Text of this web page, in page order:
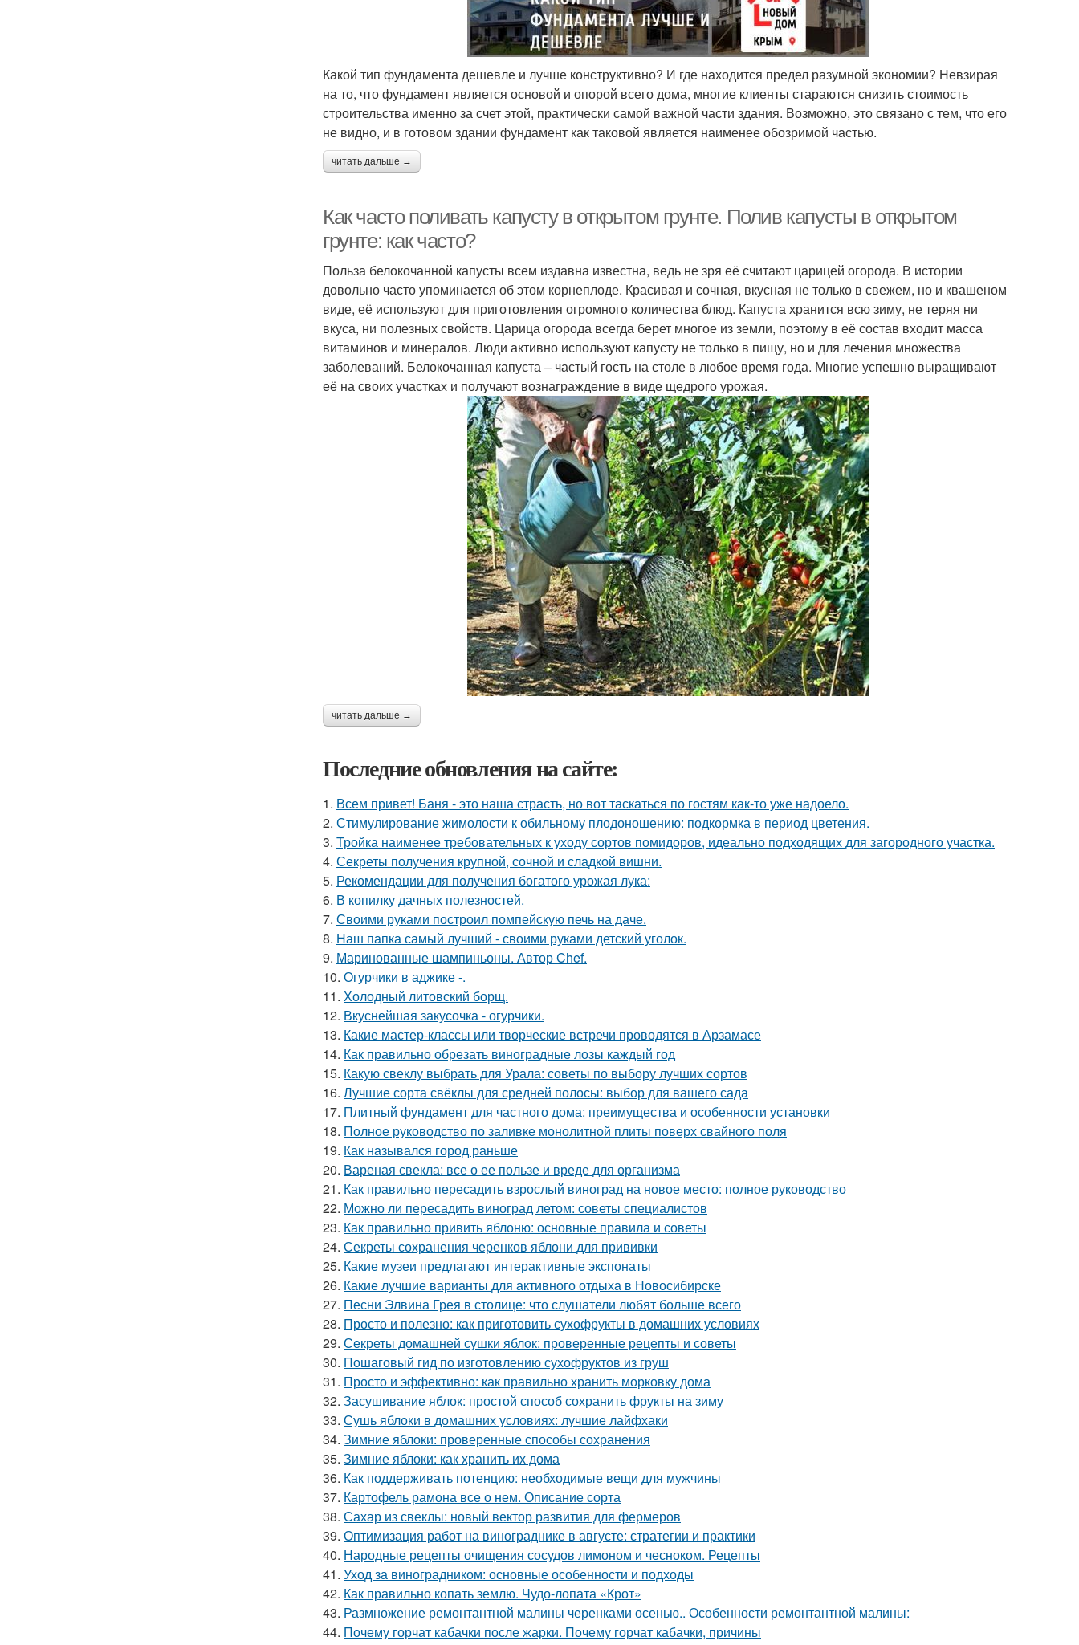
Какой тип фундамента дешевле и лучше конструктивно? И где находится предел разумной экономии? Невзирая
на то, что фундамент является основой и опорой всего дома, многие клиенты стараются снизить стоимость
строительства именно за счет этой, практически самой важной части здания. Возможно, это связано с тем, что его
не видно, и в готовом здании фундамент как таковой является наименее обозримой частью.
читать дальше →
Как часто поливать капусту в открытом грунте. Полив капусты в открытом
грунте: как часто?
Польза белокочанной капусты всем издавна известна, ведь не зря её считают царицей огорода. В истории
довольно часто упоминается об этом корнеплоде. Красивая и сочная, вкусная не только в свежем, но и квашеном
виде, её используют для приготовления огромного количества блюд. Капуста хранится всю зиму, не теряя ни
вкуса, ни полезных свойств. Царица огорода всегда берет многое из земли, поэтому в её состав входит масса
витаминов и минералов. Люди активно используют капусту не только в пищу, но и для лечения множества
заболеваний. Белокочанная капуста – частый гость на столе в любое время года. Многие успешно выращивают
её на своих участках и получают вознаграждение в виде щедрого урожая.
читать дальше →
Последние обновления на сайте:
1. Всем привет! Баня - это наша страсть, но вот таскаться по гостям как-то уже надоело.
2. Стимулирование жимолости к обильному плодоношению: подкормка в период цветения.
3. Тройка наименее требовательных к уходу сортов помидоров, идеально подходящих для загородного участка.
4. Секреты получения крупной, сочной и сладкой вишни.
5. Рекомендации для получения богатого урожая лука:
6. В копилку дачных полезностей.
7. Своими руками построил помпейскую печь на даче.
8. Наш папка самый лучший - своими руками детский уголок.
9. Маринованные шампиньоны. Автор Chef.
10. Огурчики в аджике -.
11. Холодный литовский борщ.
12. Вкуснейшая закусочка - огурчики.
13. Какие мастер-классы или творческие встречи проводятся в Арзамасе
14. Как правильно обрезать виноградные лозы каждый год
15. Какую свеклу выбрать для Урала: советы по выбору лучших сортов
16. Лучшие сорта свёклы для средней полосы: выбор для вашего сада
17. Плитный фундамент для частного дома: преимущества и особенности установки
18. Полное руководство по заливке монолитной плиты поверх свайного поля
19. Как назывался город раньше
20. Вареная свекла: все о ее пользе и вреде для организма
21. Как правильно пересадить взрослый виноград на новое место: полное руководство
22. Можно ли пересадить виноград летом: советы специалистов
23. Как правильно привить яблоню: основные правила и советы
24. Секреты сохранения черенков яблони для прививки
25. Какие музеи предлагают интерактивные экспонаты
26. Какие лучшие варианты для активного отдыха в Новосибирске
27. Песни Элвина Грея в столице: что слушатели любят больше всего
28. Просто и полезно: как приготовить сухофрукты в домашних условиях
29. Секреты домашней сушки яблок: проверенные рецепты и советы
30. Пошаговый гид по изготовлению сухофруктов из груш
31. Просто и эффективно: как правильно хранить морковку дома
32. Засушивание яблок: простой способ сохранить фрукты на зиму
33. Сушь яблоки в домашних условиях: лучшие лайфхаки
34. Зимние яблоки: проверенные способы сохранения
35. Зимние яблоки: как хранить их дома
36. Как поддерживать потенцию: необходимые вещи для мужчины
37. Картофель рамона все о нем. Описание сорта
38. Сахар из свеклы: новый вектор развития для фермеров
39. Оптимизация работ на винограднике в августе: стратегии и практики
40. Народные рецепты очищения сосудов лимоном и чесноком. Рецепты
41. Уход за виноградником: основные особенности и подходы
42. Как правильно копать землю. Чудо-лопата «Крот»
43. Размножение ремонтантной малины черенками осенью.. Особенности ремонтантной малины:
44. Почему горчат кабачки после жарки. Почему горчат кабачки, причины